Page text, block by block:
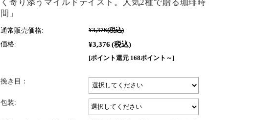
く寄り添うマイルドテイスト。人気2種で贈る珈琲時
間」
通常販売価格: ¥3,376(税込)
価格: ¥3,376 (税込)
[ポイント還元 168ポイント～]
挽き目：
包装: